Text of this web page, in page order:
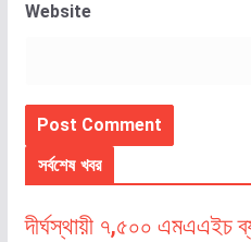
Website
সর্বশেষ খবর
দীর্ঘস্থায়ী ৭,৫০০ এমএএইচ